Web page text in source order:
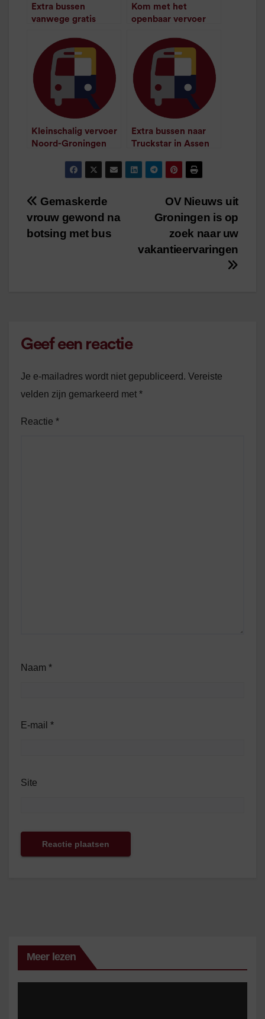
Extra bussen
vanwege gratis
minuut leestijd
Kom met het
openbaar vervoer
Request
/ minuut leestijd
Kleinschalig vervoer
Noord-Groningen
minuut leestijd
Extra bussen naar
Truckstar in Assen
Bericht
navigatie
OV Nieuws uit
Groningen is op
zoek naar uw
vakantieervaringen
Gemaskerde
vrouw gewond na
botsing met bus
Geef een reactie
Je e-mailadres wordt niet gepubliceerd. Vereiste
velden zijn gemarkeerd met *
Reactie *
Naam *
E-mail *
Site
Meer lezen